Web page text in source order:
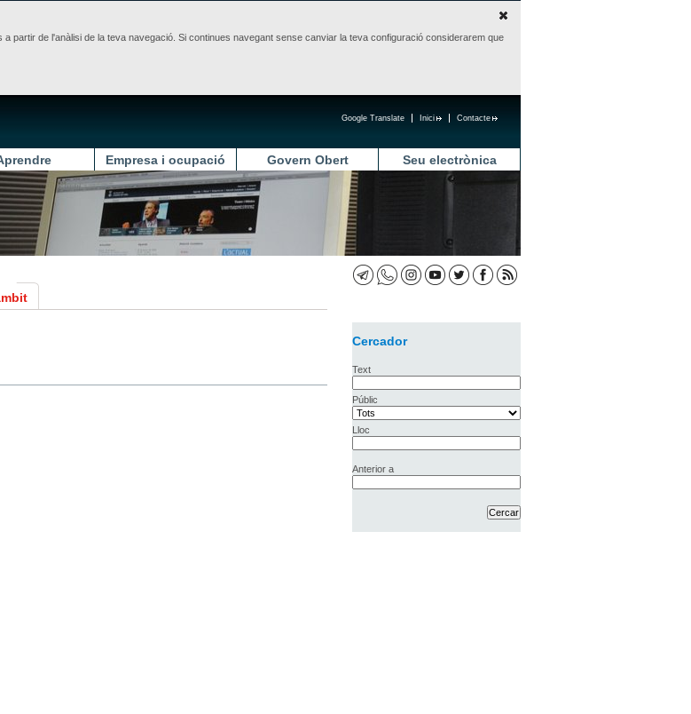
partir de l'anàlisi de la teva navegació. Si continues navegant sense canviar la teva configuració considerarem que
Contacte
Inici
Google Translate
Empresa i ocupació Govern Obert Seu electrònica
Cercador
Text
Públic
Lloc
Anterior a